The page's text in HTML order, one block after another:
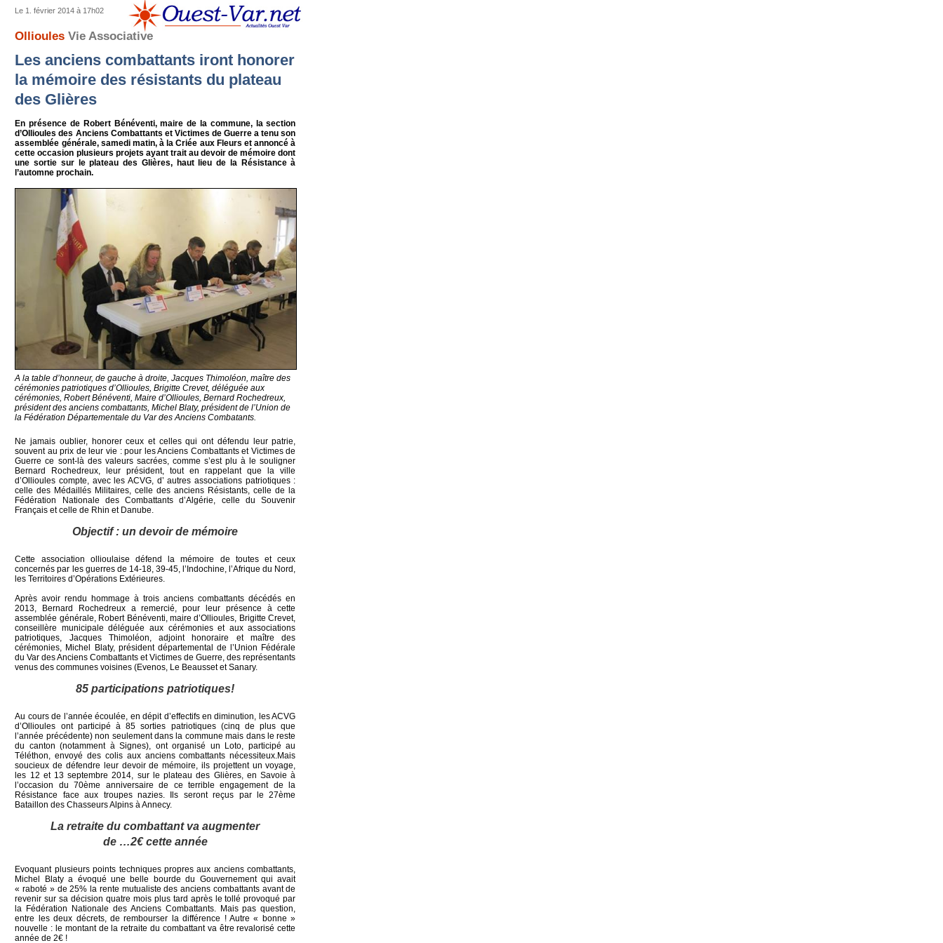
Le 1. février 2014 à 17h02
OllioulesVie Associative
Les anciens combattants iront honorer
la mémoire des résistants du plateau
des Glières
En présence de Robert Bénéventi, maire de la commune, la section
d’Ollioules des Anciens Combattants et Victimes de Guerre a tenu son
assemblée générale, samedi matin, à la Criée aux Fleurs et annoncé à
cette occasion plusieurs projets ayant trait au devoir de mémoire dont
une sortie sur le plateau des Glières, haut lieu de la Résistance à
l’automne prochain.
A la table d’honneur, de gauche à droite, Jacques Thimoléon, maître des
cérémonies patriotiques d’Ollioules, Brigitte Crevet, déléguée aux
cérémonies, Robert Bénéventi, Maire d’Ollioules, Bernard Rochedreux,
président des anciens combattants, Michel Blaty, président de l’Union de
la Fédération Départementale du Var des Anciens Combatants.
Ne jamais oublier, honorer ceux et celles qui ont défendu leur patrie,
souvent au prix de leur vie : pour les Anciens Combattants et Victimes de
Guerre ce sont-là des valeurs sacrées, comme s’est plu à le souligner
Bernard Rochedreux, leur président, tout en rappelant que la ville
d’Ollioules compte, avec les ACVG, d’ autres associations patriotiques :
celle des Médaillés Militaires, celle des anciens Résistants, celle de la
Fédération Nationale des Combattants d’Algérie, celle du Souvenir
Français et celle de Rhin et Danube.
Objectif : un devoir de mémoire
Cette association ollioulaise défend la mémoire de toutes et ceux
concernés par les guerres de 14-18, 39-45, l’Indochine, l’Afrique du Nord,
les Territoires d’Opérations Extérieures.
Après avoir rendu hommage à trois anciens combattants décédés en
2013, Bernard Rochedreux a remercié, pour leur présence à cette
assemblée générale, Robert Bénéventi, maire d’Ollioules, Brigitte Crevet,
conseillère municipale déléguée aux cérémonies et aux associations
patriotiques, Jacques Thimoléon, adjoint honoraire et maître des
cérémonies, Michel Blaty, président départemental de l’Union Fédérale
du Var des Anciens Combattants et Victimes de Guerre, des représentants
venus des communes voisines (Evenos, Le Beausset et Sanary.
85 participations patriotiques!
Au cours de l’année écoulée, en dépit d’effectifs en diminution, les ACVG
d’Ollioules ont participé à 85 sorties patriotiques (cinq de plus que
l’année précédente) non seulement dans la commune mais dans le reste
du canton (notamment à Signes), ont organisé un Loto, participé au
Téléthon, envoyé des colis aux anciens combattants nécessiteux.Mais
soucieux de défendre leur devoir de mémoire, ils projettent un voyage,
les 12 et 13 septembre 2014, sur le plateau des Glières, en Savoie à
l’occasion du 70ème anniversaire de ce terrible engagement de la
Résistance face aux troupes nazies. Ils seront reçus par le 27ème
Bataillon des Chasseurs Alpins à Annecy.
La retraite du combattant va augmenter
de …2€ cette année
Evoquant plusieurs points techniques propres aux anciens combattants,
Michel Blaty a évoqué une belle bourde du Gouvernement qui avait
« raboté » de 25% la rente mutualiste des anciens combattants avant de
revenir sur sa décision quatre mois plus tard après le tollé provoqué par
la Fédération Nationale des Anciens Combattants. Mais pas question,
entre les deux décrets, de rembourser la différence ! Autre « bonne »
nouvelle : le montant de la retraite du combattant va être revalorisé cette
année de 2€ !